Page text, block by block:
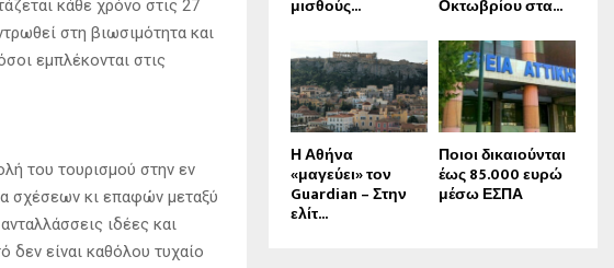
κάθε χρόνο στις 27
στη βιωσιμότητα και
εμπλέκονται στις
του τουρισμού στην εν
σχέσεων κι επαφών μεταξύ
ιδέες και
δεν είναι καθόλου τυχαίο
μισθούς... Οκτωβρίου στα...
Η Αθήνα
«μαγεύει» τον
Guardian – Στην
ελίτ...
Ποιοι δικαιούνται
έως 85.000 ευρώ
μέσω ΕΣΠΑ